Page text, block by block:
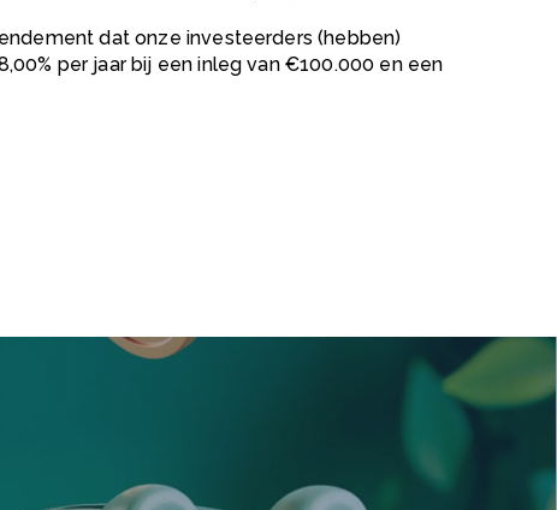
dat onze investeerders (hebben)
per jaar bij een inleg van €100.000 en een